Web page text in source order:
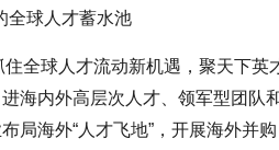
全球人才蓄水池
全球人才流动新机遇，聚天下英
海内外高层次人才、领军型团队
局海外“人才飞地”，开展海外并